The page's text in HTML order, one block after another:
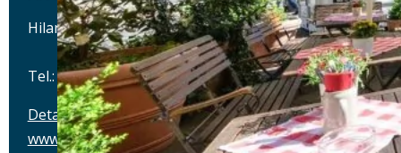
Hilaria-Lechner-Straße 21, 86690 Mertingen
Tel.: Tel.: 09078-912320
Details
www.alte-brauerei-mertingen.de